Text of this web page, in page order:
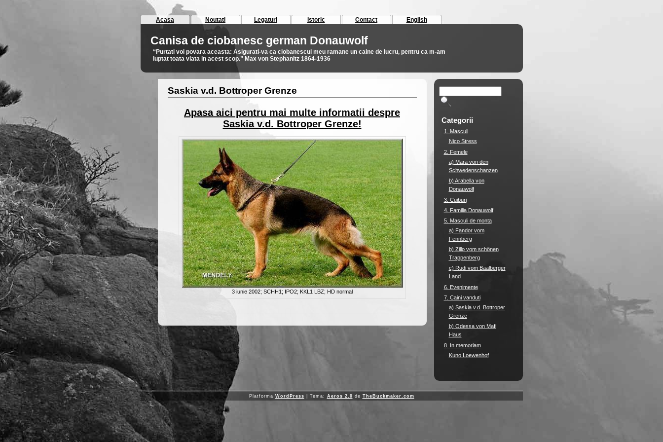
Acasa Noutati Legaturi Istoric Contact English
Canisa de ciobanesc german Donauwolf
“Purtati voi povara aceasta: Asigurati-va ca ciobanescul meu ramane un caine de lucru, pentru ca m-am
luptat toata viata in acest scop.” Max von Stephanitz 1864-1936
Saskia v.d. Bottroper Grenze
Apasa aici pentru mai multe informatii despre
Saskia v.d. Bottroper Grenze!
3 iunie 2002; SCHH1; IPO2; KKL1 LBZ; HD normal
Categorii
1. Masculi
Nico Stress
2. Femele
a) Mara von den
Schwedenschanzen
b) Arabella von
Donauwolf
3. Cuiburi
4. Familia Donauwolf
5. Masculi de monta
a) Fandor vom
Fennberg
b) Zillo vom schönen
Trappenberg
c) Rudi vom Baalberger
Land
6. Evenimente
7. Caini vanduti
a) Saskia v.d. Bottroper
Grenze
b) Odessa von Mafi
Haus
8. In memoriam
Kuno Loewenhof
Platforma WordPress | Tema: Aeros 2.0 de TheBuckmaker.com